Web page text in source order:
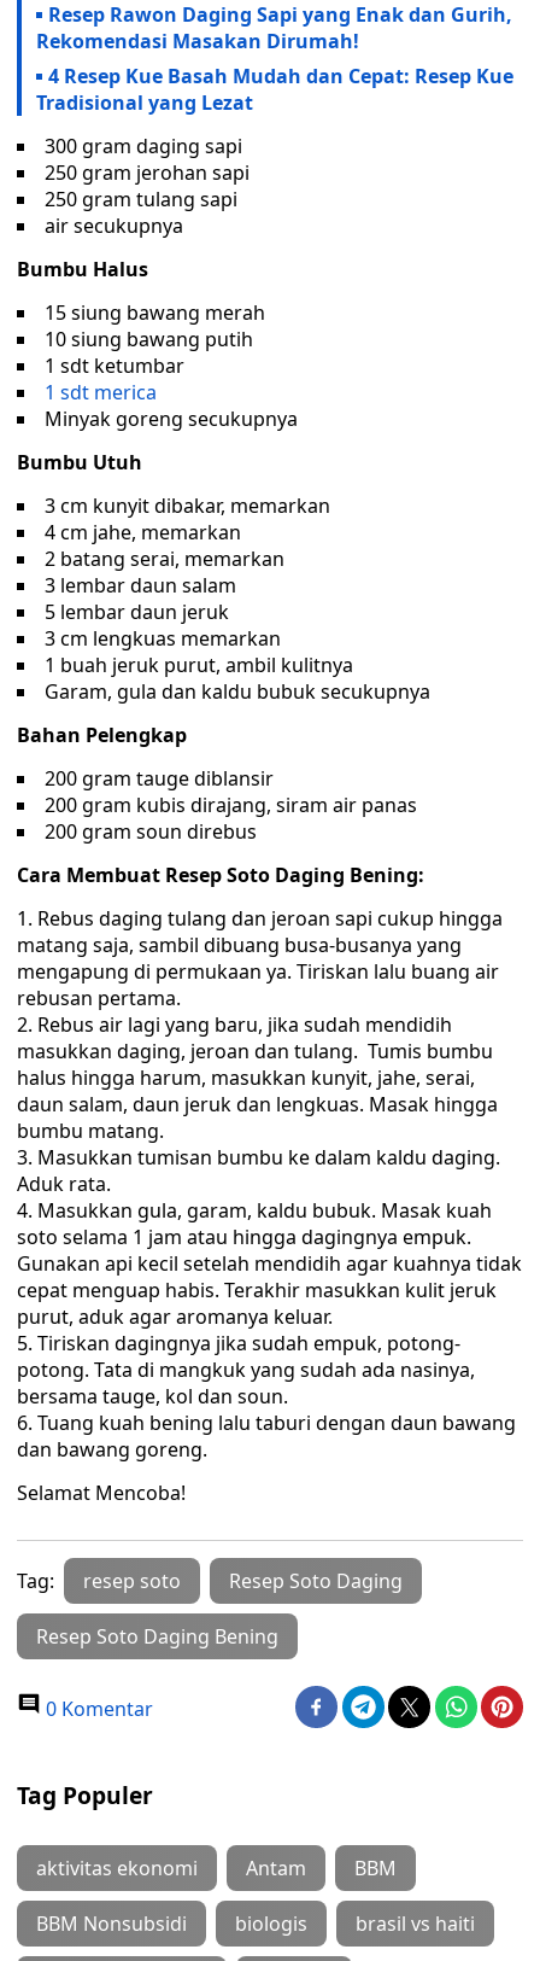
Resep Rawon Daging Sapi yang Enak dan Gurih,
Rekomendasi Masakan Dirumah!
4 Resep Kue Basah Mudah dan Cepat: Resep Kue
Tradisional yang Lezat
300 gram daging sapi
250 gram jerohan sapi
250 gram tulang sapi
air secukupnya
Bumbu Halus
15 siung bawang merah
10 siung bawang putih
1 sdt ketumbar
1 sdt merica
Minyak goreng secukupnya
Bumbu Utuh
3 cm kunyit dibakar, memarkan
4 cm jahe, memarkan
2 batang serai, memarkan
3 lembar daun salam
5 lembar daun jeruk
3 cm lengkuas memarkan
1 buah jeruk purut, ambil kulitnya
Garam, gula dan kaldu bubuk secukupnya
Bahan Pelengkap
200 gram tauge diblansir
200 gram kubis dirajang, siram air panas
200 gram soun direbus
Cara Membuat Resep Soto Daging Bening:
Rebus daging tulang dan jeroan sapi cukup hingga
matang saja, sambil dibuang busa-busanya yang
mengapung di permukaan ya. Tiriskan lalu buang air
rebusan pertama.
Rebus air lagi yang baru, jika sudah mendidih
masukkan daging, jeroan dan tulang. Tumis bumbu
halus hingga harum, masukkan kunyit, jahe, serai,
daun salam, daun jeruk dan lengkuas. Masak hingga
bumbu matang.
Masukkan tumisan bumbu ke dalam kaldu daging.
Aduk rata.
Masukkan gula, garam, kaldu bubuk. Masak kuah
soto selama 1 jam atau hingga dagingnya empuk.
Gunakan api kecil setelah mendidih agar kuahnya tidak
cepat menguap habis. Terakhir masukkan kulit jeruk
purut, aduk agar aromanya keluar.
Tiriskan dagingnya jika sudah empuk, potong-
potong. Tata di mangkuk yang sudah ada nasinya,
bersama tauge, kol dan soun.
Tuang kuah bening lalu taburi dengan daun bawang
dan bawang goreng.
Selamat Mencoba!
Tag: resep soto Resep Soto Daging
Resep Soto Daging Bening
0 Komentar
Tag Populer
aktivitas ekonomi Antam BBM
BBM Nonsubsidi biologis brasil vs haiti